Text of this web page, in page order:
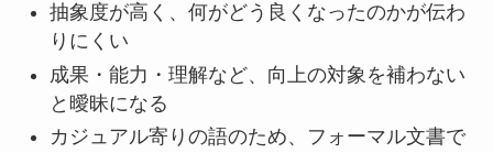
抽象度が高く、何がどう良くなったのかが伝わ
りにくい
成果・能力・理解など、向上の対象を補わない
と曖昧になる
カジュアル寄りの語のため、フォーマル文書で